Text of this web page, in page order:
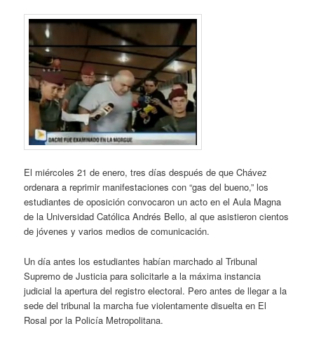
El miércoles 21 de enero, tres días después de que Chávez
ordenara a reprimir manifestaciones con “gas del bueno,” los
estudiantes de oposición convocaron un acto en el Aula Magna
de la Universidad Católica Andrés Bello, al que asistieron cientos
de jóvenes y varios medios de comunicación.
Un día antes los estudiantes habían marchado al Tribunal
Supremo de Justicia para solicitarle a la máxima instancia
judicial la apertura del registro electoral. Pero antes de llegar a la
sede del tribunal la marcha fue violentamente disuelta en El
Rosal por la Policía Metropolitana.